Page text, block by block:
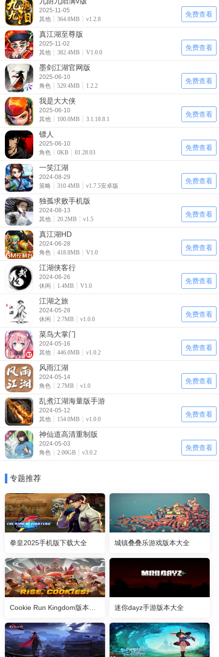
2025-11-05
其他
364.8MB v1.2.8
免费查看
真江湖至尊版
2025-11-02
其他
382.4MB V1.0.0
免费查看
墨剑江湖官网版
2025-06-10
角色
529.4MB 1.2.2
免费查看
我是大大侠
2025-06-10
其他
100.0MB 3.1.18.8.1
免费查看
镖人
2025-06-10
角色
0KB 01.28.03
免费查看
一笑江湖
2024-08-29
策略
310.4MB v1.7.5安卓版
免费查看
独孤求败手机版
2024-08-13
其他
20.2MB v1.5
免费查看
真江湖HD
2024-06-28
角色
418.8MB V1.0
免费查看
江湖侠客行
2024-06-26
休闲
1.4MB V1.0
免费查看
江湖之旅
2024-05-28
休闲
2.7MB v1.0.0
免费查看
菜鸟大掌门
2024-05-16
其他
446.0MB v1.0.2
免费查看
风雨江湖
2024-05-14
角色
2.7MB v1.0
免费查看
乱煮江湖海量版手游
2024-05-12
其他
154.0MB v1.0.0
免费查看
神仙道高清重制版
2024-05-03
角色
2.00GB v3.0.2
免费查看
专题推荐
拳皇2025手机版下载大全 城镇叠叠乐游戏版本大全
迷你dayz手游版本大全